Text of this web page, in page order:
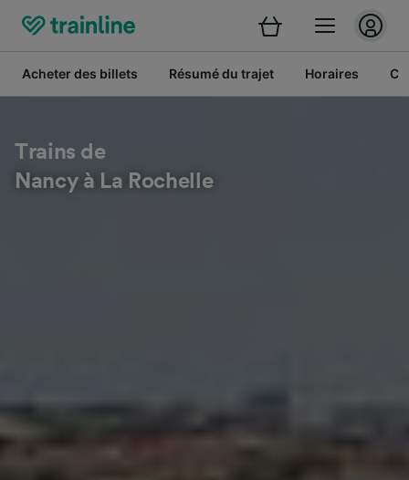
Acheter des billets Résumé du trajet Horaires
Trains de
Nancy à La Rochelle